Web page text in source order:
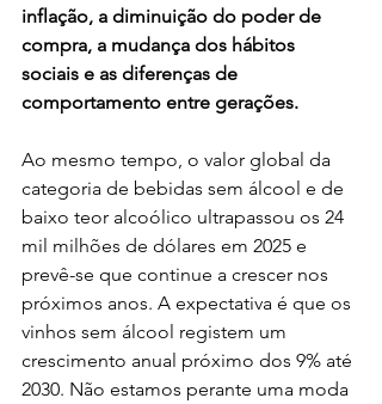
inflação, a diminuição do poder de
compra, a mudança dos hábitos
sociais e as diferenças de
comportamento entre gerações.
Ao mesmo tempo, o valor global da
categoria de bebidas sem álcool e de
baixo teor alcoólico ultrapassou os 24
mil milhões de dólares em 2025 e
prevê-se que continue a crescer nos
próximos anos. A expectativa é que os
vinhos sem álcool registem um
crescimento anual próximo dos 9% até
2030. Não estamos perante uma moda